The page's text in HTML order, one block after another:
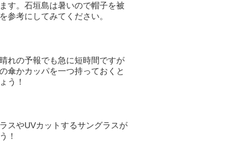
す。石垣島は暑いので帽子を被
参考にしてみてください。
れの予報でも急に短時間ですが
傘かカッパを一つ持っておくと
う！
スやUVカットするサングラスが
！